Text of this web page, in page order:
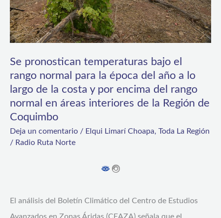
Se pronostican temperaturas bajo el
rango normal para la época del año a lo
largo de la costa y por encima del rango
normal en áreas interiores de la Región de
Coquimbo
Deja un comentario / Elqui Limarí Choapa, Toda La Región
/ Radio Ruta Norte
El análisis del Boletín Climático del Centro de Estudios
normal
para
la
época
del
año
a
lo
largo
y
por